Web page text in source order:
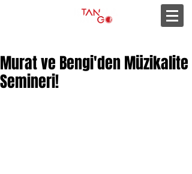
Murat ve Bengi'den Müzikalite
Semineri!